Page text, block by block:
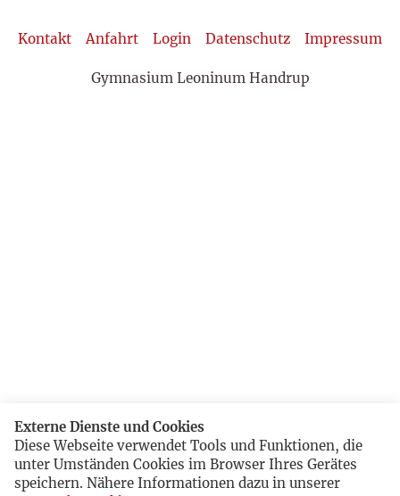
Kontakt Anfahrt Login Datenschutz Impressum
Gymnasium Leoninum Handrup
Externe Dienste und Cookies
Diese Webseite verwendet Tools und Funktionen, die
unter Umständen Cookies im Browser Ihres Gerätes
speichern. Nähere Informationen dazu in unserer